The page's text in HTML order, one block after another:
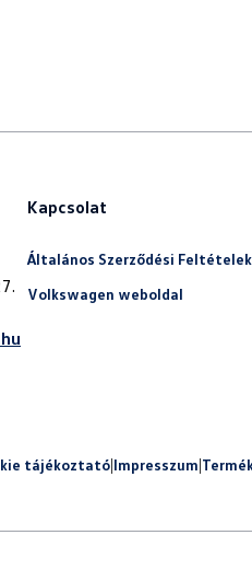
Kapcsolat
Általános Szerződési Feltételek
Volkswagen weboldal
tájékoztató|Impresszum|